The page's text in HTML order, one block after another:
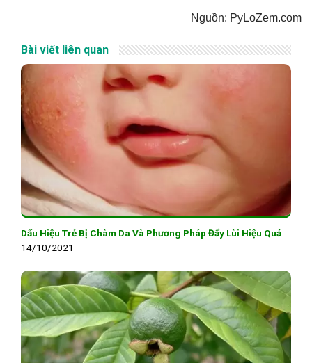
Nguồn: PyLoZem.com
Bài viết liên quan
Dấu Hiệu Trẻ Bị Chàm Da Và Phương Pháp Đẩy Lùi Hiệu Quả
14/10/2021